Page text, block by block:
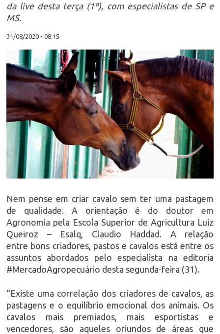
da live desta terça (1º), com especialistas de SP e
MS.
31/08/2020 - 08:15
Nem pense em criar cavalo sem ter uma pastagem
de qualidade. A orientação é do doutor em
Agronomia pela Escola Superior de Agricultura Luiz
Queiroz – Esalq, Claudio Haddad. A relação
entre bons criadores, pastos e cavalos está entre os
assuntos abordados pelo especialista na editoria
#MercadoAgropecuário desta segunda-feira (31).
“Existe uma correlação dos criadores de cavalos, as
pastagens e o equilíbrio emocional dos animais. Os
cavalos mais premiados, mais esportistas e
vencedores, são aqueles oriundos de áreas que